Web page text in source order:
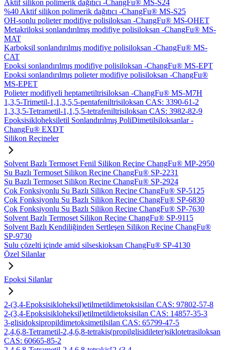
Aktif silikon polimerik dağıtıcı -ChangFu® MS-S24
%40 Aktif silikon polimerik dağıtıcı -ChangFu® MS-S25
OH-sonlu polieter modifiye polisiloksan -ChangFu® MS-OHET
Metakriloksi sonlandırılmış modifiye polisiloksan -ChangFu® MS-
MAT
Karboksil sonlandırılmış modifiye polisiloksan -ChangFu® MS-
CAT
Epoksi sonlandırılmış modifiye polisiloksan -ChangFu® MS-EPT
Epoksi sonlandırılmış polieter modifiye polisiloksan -ChangFu®
MS-EPET
Polieter modifiyeli heptametiltrisiloksan -ChangFu® MS-M7H
1,3,5-Trimetil-1,1,3,5,5-pentafeniltrisiloksan CAS: 3390-61-2
1,3,3,5-Tetrametil-1,1,5,5-tetrafeniltrisiloksan CAS: 3982-82-9
Epoksisikloheksiletil Sonlandırılmış PoliDimetilsiloksanlar -
ChangFu® EXDT
Silikon Reçineler
Solvent Bazlı Termoset Fenil Silikon Reçine ChangFu® MP-2950
Su Bazlı Termoset Silikon Reçine ChangFu® SP-2231
Su Bazlı Termoset Silikon Reçine ChangFu® SP-2924
Çok Fonksiyonlu Su Bazlı Silikon Reçine ChangFu® SP-5125
Çok Fonksiyonlu Su Bazlı Silikon Reçine ChangFu® SP-6830
Çok Fonksiyonlu Su Bazlı Silikon Reçine ChangFu® SP-7630
Solvent Bazlı Termoset Silikon Reçine ChangFu® SP-9115
Solvent Bazlı Kendiliğinden Sertleşen Silikon Reçine ChangFu®
SP-9730
Sulu çözelti içinde amid silseskioksan ChangFu® SP-4130
Özel Silanlar
Epoksi Silanlar
2-(3,4-Epoksisikloheksil)etilmetildimetoksisilan CAS: 97802-57-8
2-(3,4-Epoksisikloheksil)etilmetildietoksisilan CAS: 14857-35-3
3-glisidoksipropildimetoksimetilsilan CAS: 65799-47-5
2,4,6,8-Tetrametil-2,4,6,8-tetrakis(propilglisidileter)siklotetrasiloksan
CAS: 60665-85-2